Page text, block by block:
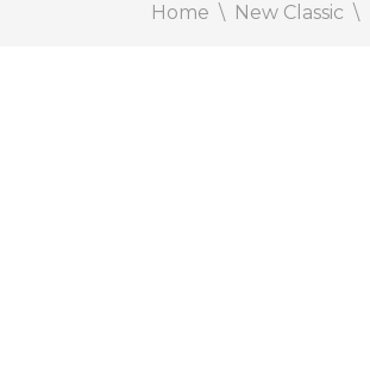
Home New Classic